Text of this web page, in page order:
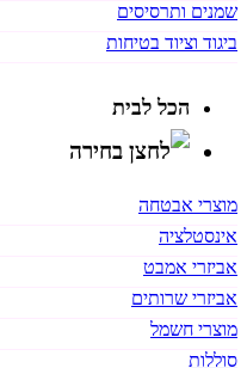
שמנים ותרסיסים
ביגוד וציוד בטיחות
הכל לבית
מוצרי אבטחה
אינסטלציה
אביזרי אמבט
אביזרי שרותים
מוצרי חשמל
סוללות